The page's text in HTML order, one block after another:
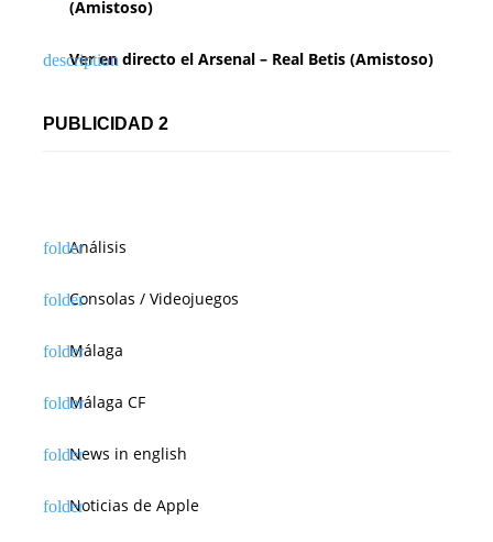
(Amistoso)
Ver en directo el Arsenal – Real Betis (Amistoso)
PUBLICIDAD 2
Análisis
Consolas / Videojuegos
Málaga
Málaga CF
News in english
Noticias de Apple